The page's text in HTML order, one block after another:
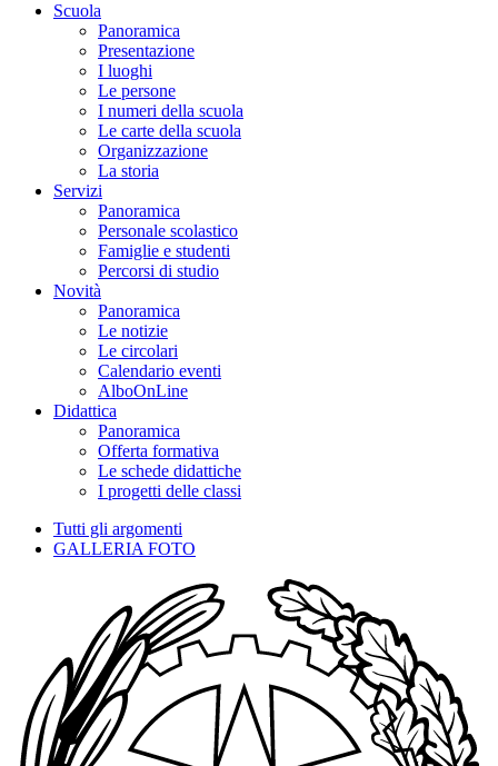
Scuola
Panoramica
Presentazione
I luoghi
Le persone
I numeri della scuola
Le carte della scuola
Organizzazione
La storia
Servizi
Panoramica
Personale scolastico
Famiglie e studenti
Percorsi di studio
Novità
Panoramica
Le notizie
Le circolari
Calendario eventi
AlboOnLine
Didattica
Panoramica
Offerta formativa
Le schede didattiche
I progetti delle classi
Tutti gli argomenti
GALLERIA FOTO